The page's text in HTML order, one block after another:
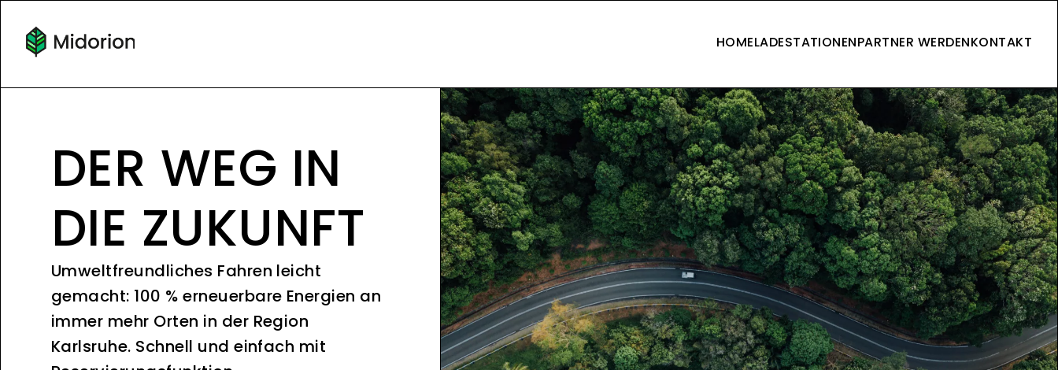
HOMELADESTATIONENPARTNER WERDENKONTAKT
DER WEG IN
DIE ZUKUNFT
Umweltfreundliches Fahren leicht
gemacht: 100 % erneuerbare Energien an
immer mehr Orten in der Region
Karlsruhe. Schnell und einfach mit